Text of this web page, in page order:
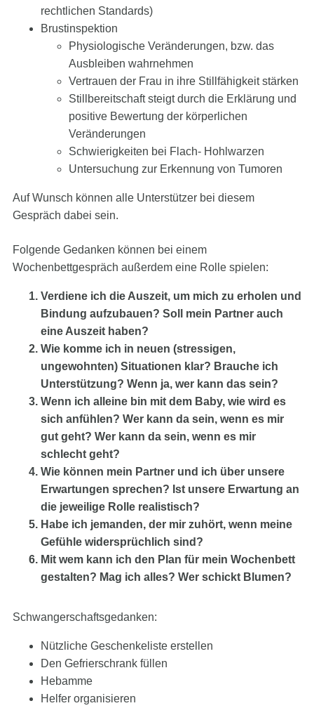
rechtlichen Standards)
Brustinspektion
Physiologische Veränderungen, bzw. das
Ausbleiben wahrnehmen
Vertrauen der Frau in ihre Stillfähigkeit stärken
Stillbereitschaft steigt durch die Erklärung und
positive Bewertung der körperlichen
Veränderungen
Schwierigkeiten bei Flach- Hohlwarzen
Untersuchung zur Erkennung von Tumoren
Auf Wunsch können alle Unterstützer bei diesem
Gespräch dabei sein.
Folgende Gedanken können bei einem
Wochenbettgespräch außerdem eine Rolle spielen:
Verdiene ich die Auszeit, um mich zu erholen und
Bindung aufzubauen? Soll mein Partner auch
eine Auszeit haben?
Wie komme ich in neuen (stressigen,
ungewohnten) Situationen klar? Brauche ich
Unterstützung? Wenn ja, wer kann das sein?
Wenn ich alleine bin mit dem Baby, wie wird es
sich anfühlen? Wer kann da sein, wenn es mir
gut geht? Wer kann da sein, wenn es mir
schlecht geht?
Wie können mein Partner und ich über unsere
Erwartungen sprechen? Ist unsere Erwartung an
die jeweilige Rolle realistisch?
Habe ich jemanden, der mir zuhört, wenn meine
Gefühle widersprüchlich sind?
Mit wem kann ich den Plan für mein Wochenbett
gestalten? Mag ich alles? Wer schickt Blumen?
Schwangerschaftsgedanken:
Nützliche Geschenkeliste erstellen
Den Gefrierschrank füllen
Hebamme
Helfer organisieren